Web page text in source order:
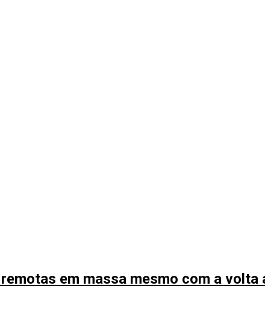
em massa mesmo com a